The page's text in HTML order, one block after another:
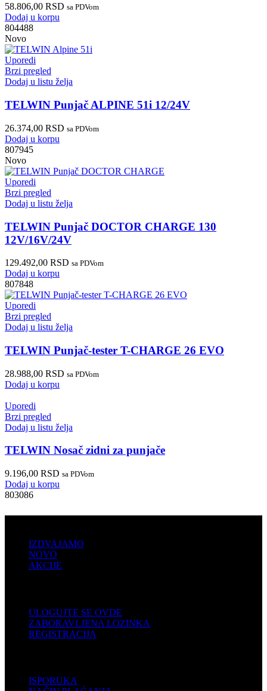
58.806,00 RSD sa PDVom
Dodaj u korpu
804488
Novo
Uporedi
Brzi pregled
Dodaj u listu želja
TELWIN Punjač ALPINE 51i 12/24V
26.374,00 RSD sa PDVom
Dodaj u korpu
807945
Novo
Uporedi
Brzi pregled
Dodaj u listu želja
TELWIN Punjač DOCTOR CHARGE 130
12V/16V/24V
129.492,00 RSD sa PDVom
Dodaj u korpu
807848
Uporedi
Brzi pregled
Dodaj u listu želja
TELWIN Punjač-tester T-CHARGE 26 EVO
28.988,00 RSD sa PDVom
Dodaj u korpu
Uporedi
Brzi pregled
Dodaj u listu želja
TELWIN Nosač zidni za punjače
9.196,00 RSD sa PDVom
Dodaj u korpu
803086
IZDVAJAMO
NOVO
AKCIJE
ULOGUJTE SE OVDE
ZABORAVLJENA LOZINKA
REGISTRACIJA
ISPORUKA